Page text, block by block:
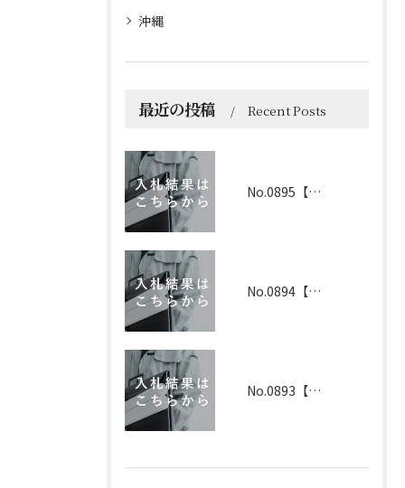
沖縄
最近の投稿 Recent Posts
No.0895【京都】2026年6月1日 入札結果
No.0894【兵庫】2026年3月19日 入札結果
No.0893【兵庫】2026年3月25日 入札結果